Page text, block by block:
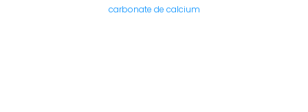
carbonate de calcium